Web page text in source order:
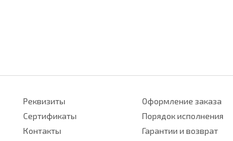
Реквизиты
Сертификаты
Контакты
Оформление заказа
Порядок исполнения
Гарантии и возврат